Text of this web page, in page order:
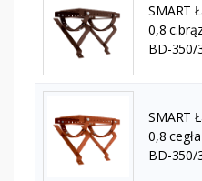
SMART
0,8
BD-350/
SMART
0,8
BD-350/